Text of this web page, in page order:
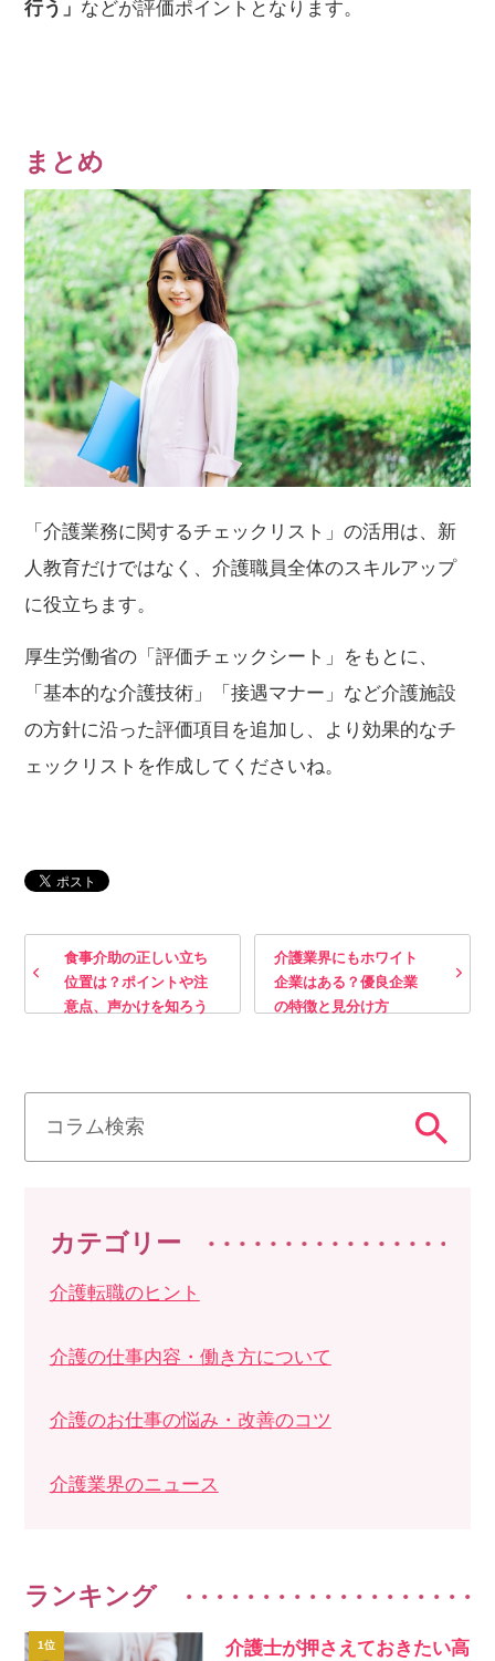
行う」 などが評価ポイントとなります。
まとめ
「介護業務に関するチェックリスト」の活用は、新
人教育だけではなく、介護職員全体のスキルアップ
に役立ちます。
厚生労働省の「評価チェックシート」をもとに、
「基本的な介護技術」「接遇マナー」など介護施設
の方針に沿った評価項目を追加し、より効果的なチ
ェックリストを作成してくださいね。
食事介助の正しい立ち
位置は？ポイントや注
意点、声かけを知ろう
介護業界にもホワイト
企業はある？優良企業
の特徴と見分け方
カテゴリー
介護転職のヒント
介護の仕事内容・働き方について
介護のお仕事の悩み・改善のコツ
介護業界のニュース
ランキング
介護士が押さえておきたい高